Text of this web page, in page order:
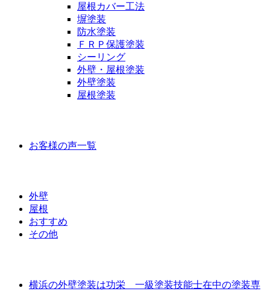
屋根カバー工法
塀塗装
防水塗装
ＦＲＰ保護塗装
シーリング
外壁・屋根塗装
外壁塗装
屋根塗装
お客様の声一覧
外壁
屋根
おすすめ
その他
横浜の外壁塗装は功栄 一級塗装技能士在中の塗装専